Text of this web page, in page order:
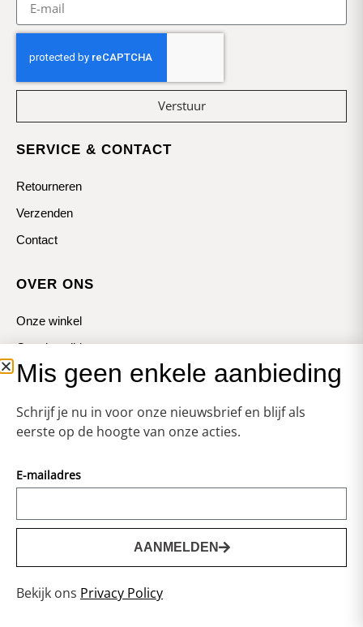
Verstuur
SERVICE & CONTACT
Retourneren
Verzenden
Contact
OVER ONS
Onze winkel
Openingstijden
Koopzondagen
Vormgeving & Techniek:
Voorwaarden
Mis geen enkele aanbieding
Schrijf je nu in voor onze nieuwsbrief en blijf als
eerste op de hoogte van onze acties.
E-mailadres
AANMELDEN
Bekijk ons Privacy Policy